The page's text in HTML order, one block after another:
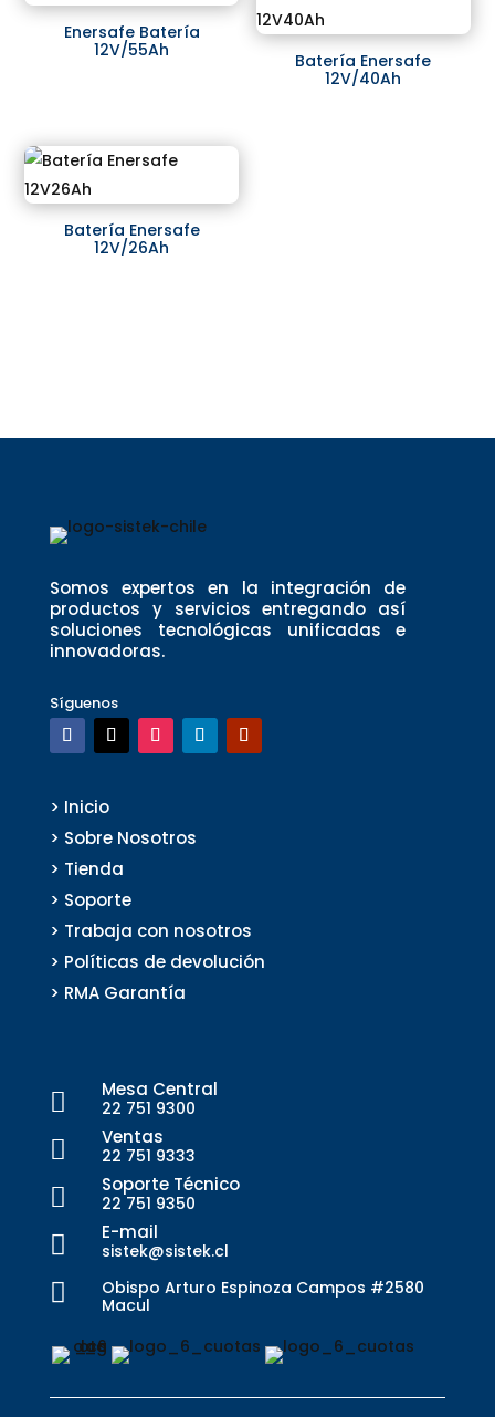
Enersafe Batería
12V/55Ah
Batería Enersafe
12V/40Ah
Batería Enersafe
12V/26Ah
Somos expertos en la integración de
productos y servicios entregando así
soluciones tecnológicas unificadas e
innovadoras.
Síguenos
> Inicio
> Sobre Nosotros
> Tienda
> Soporte
> Trabaja con nosotros
> Políticas de devolución
> RMA Garantía
 Mesa Central
22 751 9300
 Ventas
22 751 9333
 Soporte Técnico
22 751 9350
 E-mail
sistek@sistek.cl

Obispo Arturo Espinoza Campos #2580
Macul